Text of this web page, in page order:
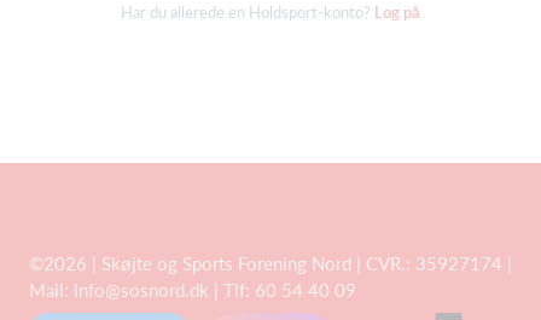
Har du allerede en Holdsport-konto? Log på
©2026 | Skøjte og Sports Forening Nord | CVR.: 35927174 |
Mail: info@sosnord.dk | Tlf: 60 54 40 09